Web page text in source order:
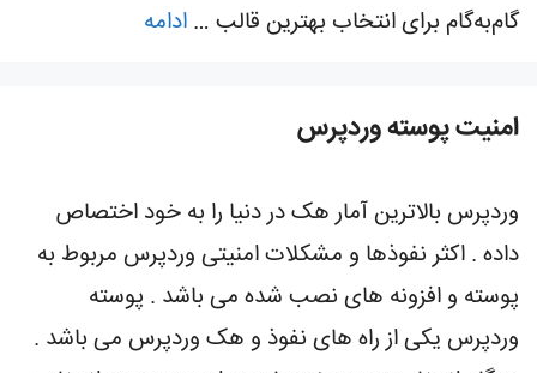
گام‌به‌گام برای انتخاب بهترین قالب … ادامه
امنیت پوسته وردپرس
وردپرس بالاترین آمار هک در دنیا را به خود اختصاص
داده . اکثر نفوذها و مشکلات امنیتی وردپرس مربوط به
پوسته و افزونه های نصب شده می باشد . پوسته
وردپرس یکی از راه های نفوذ و هک وردپرس می باشد .